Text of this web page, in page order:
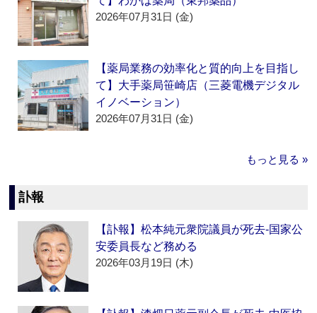
2026年07月31日 (金)
【薬局業務の効率化と質的向上を目指し
て】大手薬局笹崎店（三菱電機デジタル
イノベーション）
2026年07月31日 (金)
もっと見る »
訃報
【訃報】松本純元衆院議員が死去‐国家公
安委員長など務める
2026年03月19日 (木)